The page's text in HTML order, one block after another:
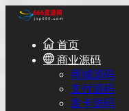
首页
商业源码
商城源码
支付源码
发卡源码